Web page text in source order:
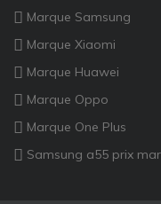
Marque Samsung
Marque Xiaomi
Marque Huawei
Marque Oppo
Marque One Plus
Samsung a55 prix